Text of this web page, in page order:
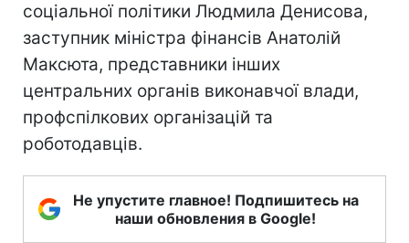
соціальної політики Людмила Денисова,
заступник міністра фінансів Анатолій
Максюта, представники інших
центральних органів виконавчої влади,
профспілкових організацій та
роботодавців.
Не упустите главное! Подпишитесь на
наши обновления в Google!